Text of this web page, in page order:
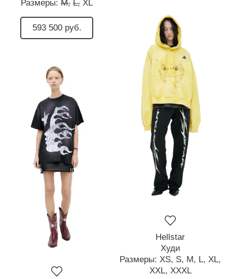
Размеры: M, L, XL
593 500 руб.
Hellstar
Худи
Размеры: XS, S, M, L, XL,
XXL, XXXL